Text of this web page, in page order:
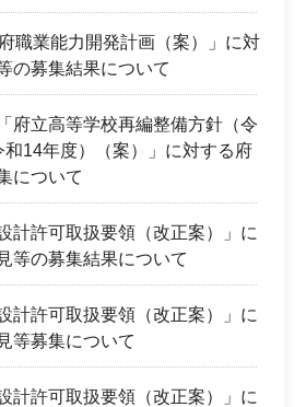
職業能力開発計画（案）」に対
の募集結果について
府立高等学校再編整備方針（令
14年度）（案）」に対する府
について
計許可取扱要領（改正案）」に
等の募集結果について
計許可取扱要領（改正案）」に
等募集について
計許可取扱要領（改正案）」に